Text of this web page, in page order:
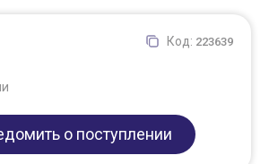
Код: 223639
о поступлении